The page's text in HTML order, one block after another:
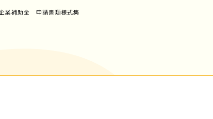
企業補助金 申請書類様式集